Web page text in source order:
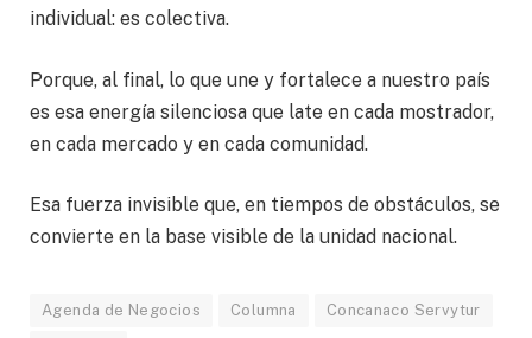
individual: es colectiva.
Porque, al final, lo que une y fortalece a nuestro país
es esa energía silenciosa que late en cada mostrador,
en cada mercado y en cada comunidad.
Esa fuerza invisible que, en tiempos de obstáculos, se
convierte en la base visible de la unidad nacional.
Agenda de Negocios Columna Concanaco Servytur